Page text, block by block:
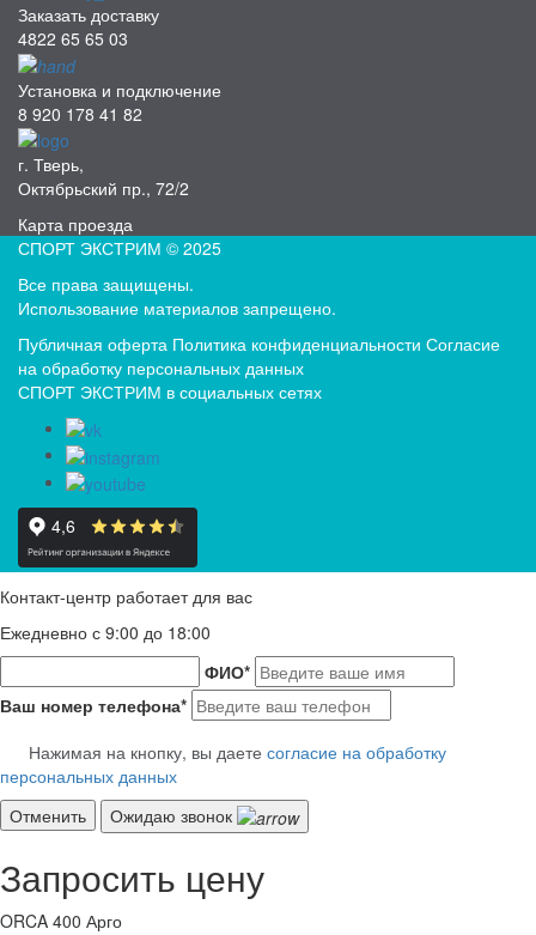
Заказать доставку
4822 65 65 03
Установка и подключение
8 920 178 41 82
г. Тверь,
Октябрьский пр., 72/2
Карта проезда
СПОРТ ЭКСТРИМ © 2025
Все права защищены.
Использование материалов запрещено.
Публичная оферта Политика конфиденциальности Согласие
на обработку персональных данных
СПОРТ ЭКСТРИМ в социальных сетях
Контакт-центр работает для вас
Ежедневно с 9:00 до 18:00
ФИО*
Ваш номер телефона*
Нажимая на кнопку, вы даете согласие на обработку
персональных данных
Отменить
Ожидаю звонок
Запросить цену
ORCA 400 Арго